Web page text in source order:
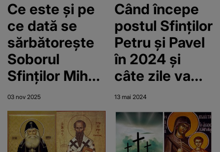
Ce este și pe
ce dată se
sărbătorește
Soborul
Sfinților Mihail
și Gavril? Este
cruce roșie în
Calendarul
ortodox
03 nov 2025
Când începe
postul Sfinților
Petru și Pavel
în 2024 și
câte zile va
dura?
13 mai 2024